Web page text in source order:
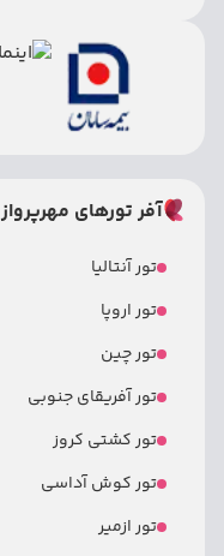
آفر تورهای مهرپرواز
تور آنتالیا
تور اروپا
تور چین
تور آفریقای جنوبی
تور کشتی کروز
تور کوش آداسی
تور ازمیر